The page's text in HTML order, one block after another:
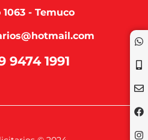
- Temuco
9474 1991